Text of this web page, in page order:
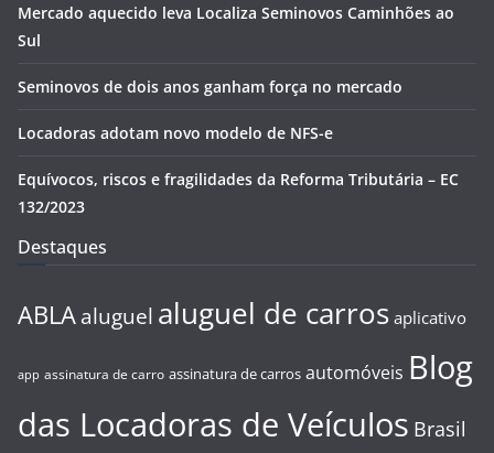
Mercado aquecido leva Localiza Seminovos Caminhões ao
Sul
Seminovos de dois anos ganham força no mercado
Locadoras adotam novo modelo de NFS-e
Equívocos, riscos e fragilidades da Reforma Tributária – EC
132/2023
Destaques
ABLA aluguel aluguel de carros aplicativo
app assinatura de carro assinatura de carros automóveis Blog
das Locadoras de Veículos Brasil